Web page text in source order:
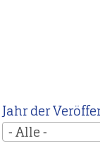
Jahr der
- Alle -